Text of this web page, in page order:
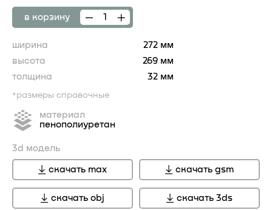
в корзину
ширина
272 мм
высота
269 мм
толщина
32 мм
*размеры справочные
материал
пенополиуретан
3d модель
скачать max скачать gsm
скачать obj скачать 3ds